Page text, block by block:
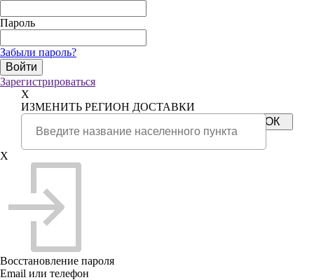
Пароль
Забыли пароль?
Зарегистрироваться
X
ИЗМЕНИТЬ РЕГИОН ДОСТАВКИ
X
Восстановление пароля
Email или телефон